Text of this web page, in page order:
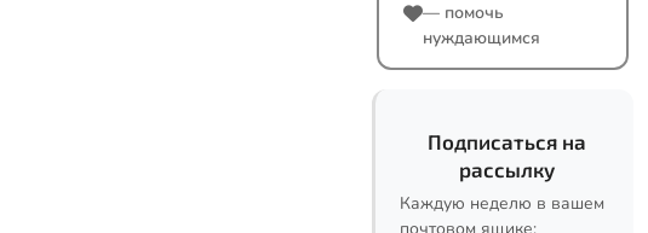
— помочь
нуждающимся
Подписаться на
рассылку
Каждую неделю в вашем